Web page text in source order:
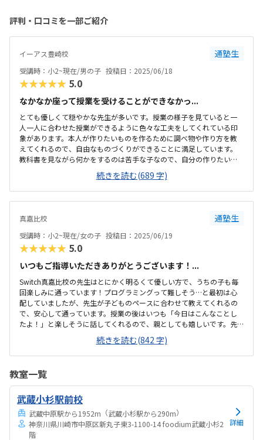
評判・口コミを一部ご紹介
イーアス豊崎校 通塾生
受講時：小2~現在/男の子 投稿日：2025/06/18
★★★★★ 5.0
なかなか座って授業を受けることができなかっ...
とても優しくて穏やかな先生が多いです。授業の様子を見ていると一
人一人に合わせた授業ができるように色々な工夫をしてくれている印
象があります。本人が作りたいものを作るために調べ物や作り方を教
えてくれるので、自由なものづくりができることに満足しています。
教科書を見ながら何かをするのは苦手な子なので、自分の作りたいも
のを作れるようにサポートしていただく体制がとても良いと思いま
す。商業施設の中なので、駐車場等も心配ありません。毎回の送り迎
えは大変ですが、ついでに買い物ができるのでいいかなと思います。
一番は子供一人で通える環境があるといいですね。教室はとても広く
妹を遊ばせたりしています。ノートパソコンもたくさんあるので、学
ぶ環境として不足はないのかなと思います。パソコンを使うことがで
きるのでこのくらいの値段はするのかなと思います。安い...
続きを読む(689 字)
真嘉比校 通塾生
受講時：小2~現在/女の子 投稿日：2025/06/19
★★★★★ 5.0
いつもご指導いただきありがとうございます！...
Switch真嘉比校の先生はとにかく明るくて優しい方で、うちの子も毎
回楽しみに通っています！プログラミングって難しそう…と最初は心
配していましたが、先生が子どものペースに合わせて教えてくれるの
で、安心して通っています。授業の後はいつも「今日はこんなことし
たよ！」と楽しそうに話してくれるので、親としても嬉しいです。先
生がしっかり子どもの個性を見てくれているのが伝わってきて、とて
もありがたいです。いつもありがとうございます。ただ教えるだけでな
く、考える力や発想力も育ててくれる内容で、学びながら自然と集中
ーしてくれるので、つまずいても「もう一回やってみよう！」という
気持ちで前向きに取り組めているのがすごいです。プログラミング初
心者の子でも安心して始められる授業内容だと思います。おもろまち
駅からも近く、無料駐車場もあるので送り迎え...
続きを読む(842 字)
教室一覧
武蔵小杉駅前校
武蔵中原駅から1952m （武蔵小杉駅から290m）
神奈川県川崎市中原区新丸子東3-1100-14 foodium武蔵小杉2
階
詳細